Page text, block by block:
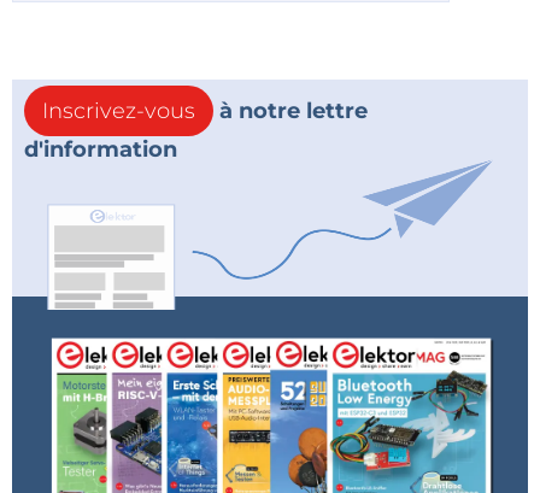
Inscrivez-vous
à notre lettre
d'information